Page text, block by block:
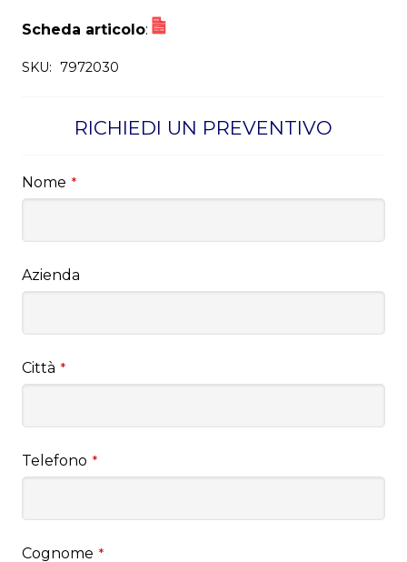
Scheda articolo:
SKU: 7972030
RICHIEDI UN PREVENTIVO
Nome *
Azienda
Città *
Telefono *
Cognome *